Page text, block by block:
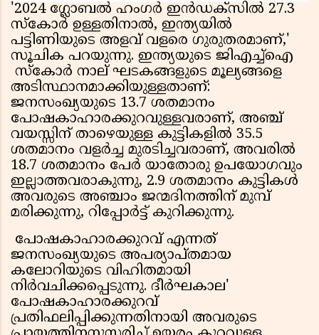
'2024 ഗ്ലോബല്‍ ഹംഗര്‍ ഇന്‍ഡക്സില്‍ 27.3
സ്‌കോര്‍ ഉള്ളതിനാല്‍, ഇന്ത്യയില്‍
പട്ടിണിയുടെ അളവ് വളരെ ഗുരുതരമാണ്,'
സൂചിക പറയുന്നു. ഇന്ത്യയുടെ ജിഎച്ച്‌ഐ
സ്‌കോര്‍ നാല് ഘടകങ്ങളുടെ മൂല്യങ്ങളെ
അടിസ്ഥാനമാക്കിയുള്ളതാണ്:
ജനസംഖ്യയുടെ 13.7 ശതമാനം
പോഷകാഹാരക്കുറവുള്ളവരാണ്, അഞ്ച്
വയസ്സിന് താഴെയുള്ള കുട്ടികളില്‍ 35.5
ശതമാനം വളര്‍ച്ച മുരടിച്ചവരാണ്, അവരില്‍
18.7 ശതമാനം പേര്‍ യാതോരു ഉപയോഗവും
ഇല്ലാത്തവരാകുന്നു, 2.9 ശതമാനം കുട്ടികള്‍
അവരുടെ അഞ്ചാം ജന്മദിനത്തിന് മുമ്പ്
മരിക്കുന്നു, റിപ്പോര്‍ട്ട് കുറിക്കുന്നു.
പോഷകാഹാരക്കുറവ് എന്നത്
ജനസംഖ്യയുടെ അപര്യാപ്തമായ
കലോറിയുടെ വിഹിതമായി
നിര്‍വചിക്കപ്പെടുന്നു. ദീര്‍ഘകാല'
പോഷകാഹാരക്കുറവ്
പ്രതിഫലിപ്പിക്കുന്നതിനായി അവരുടെ